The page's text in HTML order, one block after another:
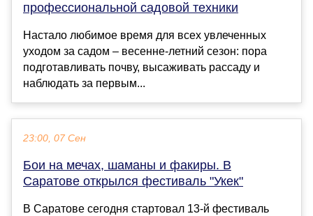
профессиональной садовой техники
Настало любимое время для всех увлеченных
уходом за садом – весенне-летний сезон: пора
подготавливать почву, высаживать рассаду и
наблюдать за первым...
23:00, 07 Сен
Бои на мечах, шаманы и факиры. В
Саратове открылся фестиваль "Укек"
В Саратове сегодня стартовал 13-й фестиваль